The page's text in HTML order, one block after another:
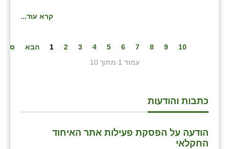
קרא עוד...
1 2 3 4 5 6 7 8 9 10 הבא
סיום
עמוד 1 מתוך 10
כתבות והודעות
הודעה על הפסקת פעילות אתר האיחוד
החקלאי